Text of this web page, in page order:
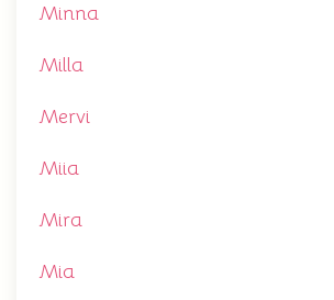
Minna
Milla
Mervi
Miia
Mira
Mia